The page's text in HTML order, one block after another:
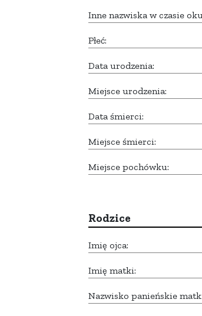
Inne nazwiska w czasie
Płeć:
Data urodzenia:
Miejsce urodzenia:
Data śmierci:
Miejsce śmierci:
Miejsce pochówku:
Rodzice
Imię ojca:
Imię matki:
Nazwisko panieńskie